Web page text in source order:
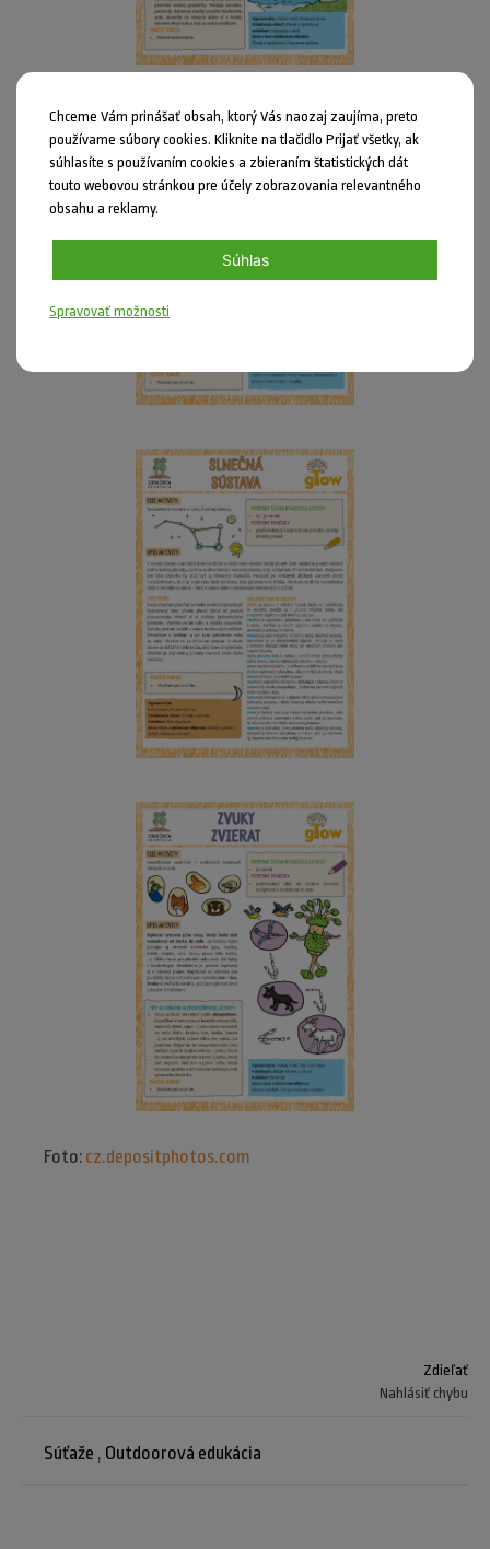
Foto: cz.depositphotos.com
Zdieľať
Nahlásiť chybu
Súťaže , Outdoorová edukácia
Chceme Vám prinášať obsah, ktorý Vás naozaj zaujíma, preto
používame súbory cookies. Kliknite na tlačidlo Prijať všetky, ak
súhlasíte s používaním cookies a zbieraním štatistických dát
touto webovou stránkou pre účely zobrazovania relevantného
obsahu a reklamy.
Súhlas
Spravovať možnosti